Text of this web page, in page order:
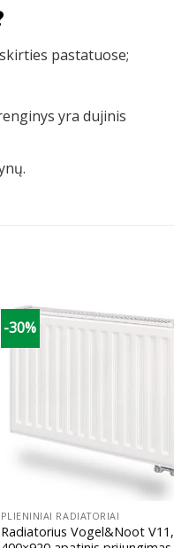
pastatuose;
yra dujinis
-30%
PLIENINIAI RADIATORIAI
Radiatorius Vogel&Noot V11,